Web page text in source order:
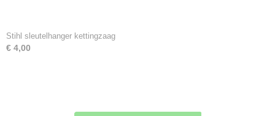
Stihl sleutelhanger kettingzaag
€ 4,00